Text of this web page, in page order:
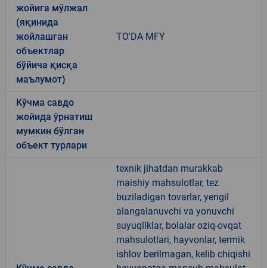
жойига мўлжал
(яқинида
жойлашган
объектлар
бўйича қисқа
маълумот)
TO'DA MFY
Кўчма савдо
жойида ўрнатиш
мумкин бўлган
объект турлари
texnik jihatdan murakkab
maishiy mahsulotlar, tez
buziladigan tovarlar, yengil
alangalanuvchi va yonuvchi
suyuqliklar, bolalar oziq-ovqat
mahsulotlari, hayvonlar, termik
ishlov berilmagan, kelib chiqishi